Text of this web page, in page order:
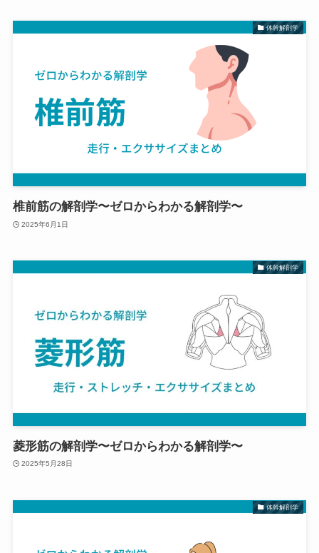
体幹解剖学
椎前筋の解剖学〜ゼロからわかる解剖学〜
2025年6月1日
体幹解剖学
菱形筋の解剖学〜ゼロからわかる解剖学〜
2025年5月28日
体幹解剖学